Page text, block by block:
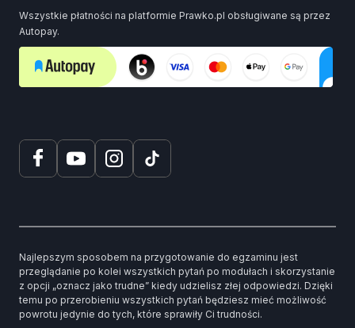
Wszystkie płatności na platformie Prawko.pl obsługiwane są przez
Autopay.
Najlepszym sposobem na przygotowanie do egzaminu jest
przeglądanie po kolei wszystkich pytań po modułach i skorzystanie
z opcji „oznacz jako trudne” kiedy udzielisz złej odpowiedzi. Dzięki
temu po przerobieniu wszystkich pytań będziesz mieć możliwość
powrotu jedynie do tych, które sprawiły Ci trudności.